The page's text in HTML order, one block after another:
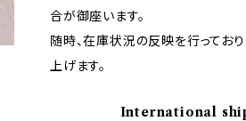
合が御座います。
随時、在庫状況の反映を行ってお
上げます。
International